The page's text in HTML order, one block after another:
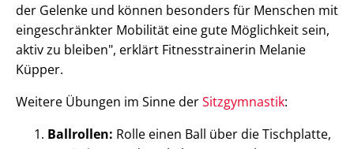
der Gelenke und können besonders für Menschen mit
eingeschränkter Mobilität eine gute Möglichkeit sein,
aktiv zu bleiben", erklärt Fitnesstrainerin Melanie
Küpper.
Weitere Übungen im Sinne derSitzgymnastik:
Ballrollen: Rolle einen Ball über die Tischplatte,